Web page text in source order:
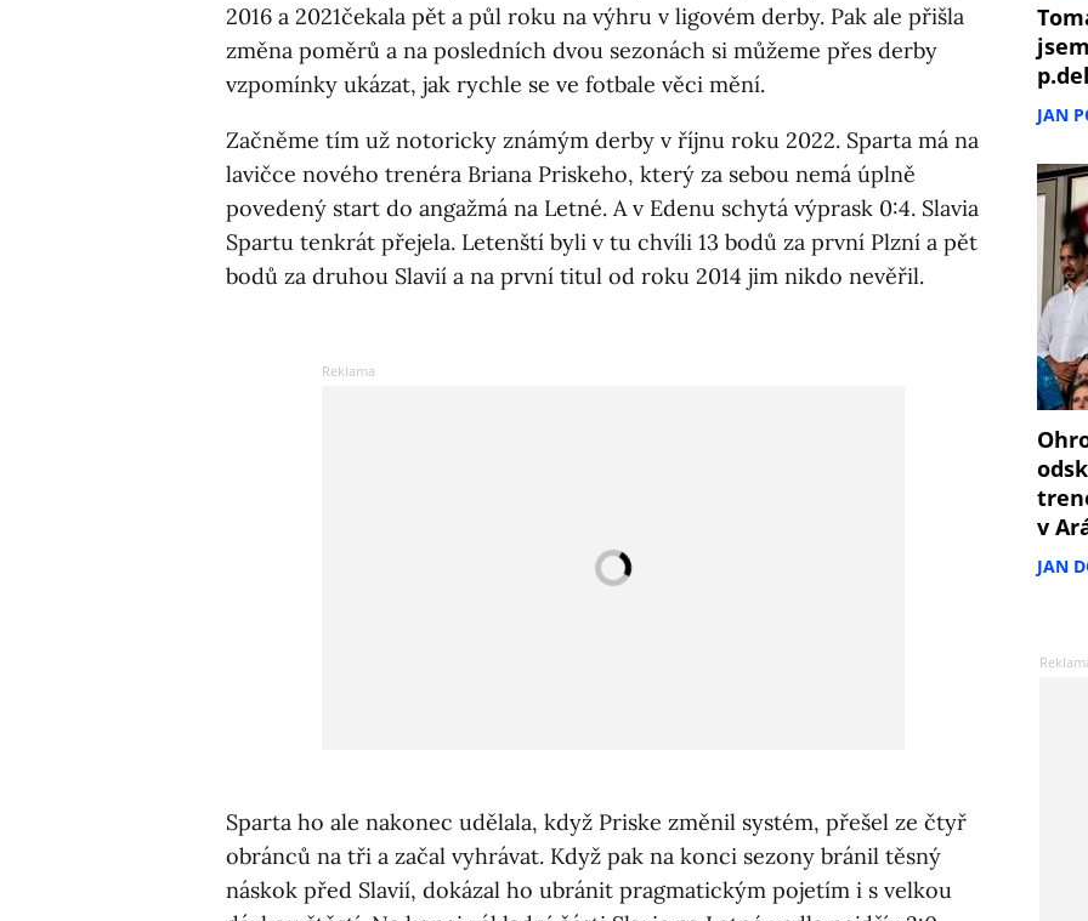
2016 a 2021čekala pět a půl roku na výhru v ligovém derby. Pak ale přišla
změna poměrů a na posledních dvou sezonách si můžeme přes derby
vzpomínky ukázat, jak rychle se ve fotbale věci mění.
Začněme tím už notoricky známým derby v říjnu roku 2022. Sparta má na
lavičce nového trenéra Briana Priskeho, který za sebou nemá úplně
povedený start do angažmá na Letné. A v Edenu schytá výprask 0:4. Slavia
Spartu tenkrát přejela. Letenští byli v tu chvíli 13 bodů za první Plzní a pět
bodů za druhou Slavií a na první titul od roku 2014 jim nikdo nevěřil.
Sparta ho ale nakonec udělala, když Priske změnil systém, přešel ze čtyř
obránců na tři a začal vyhrávat. Když pak na konci sezony bránil těsný
náskok před Slavií, dokázal ho ubránit pragmatickým pojetím i s velkou
p.del
JAN
v
JAN